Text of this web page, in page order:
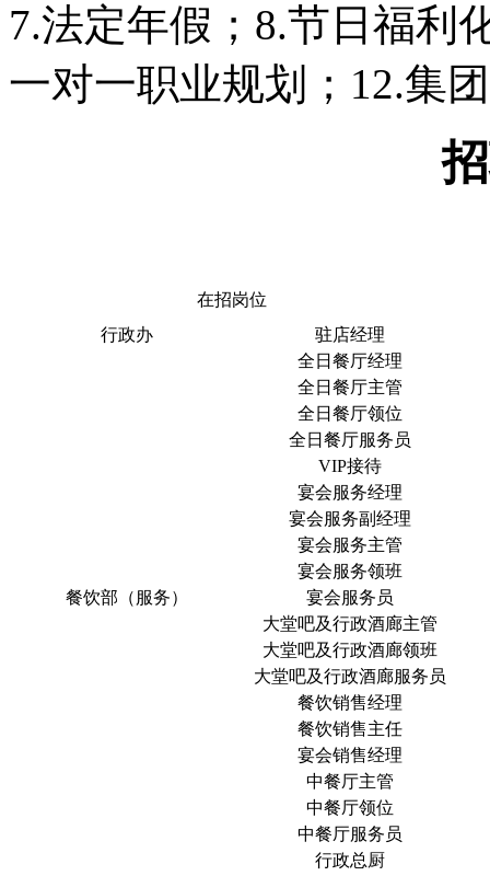
7.法定年假；8.节日福利
一对一职业规划；12.集
在招岗位
行政办
驻店经理
餐饮部（服务）
全日餐厅经理
全日餐厅主管
全日餐厅领位
全日餐厅服务员
VIP接待
宴会服务经理
宴会服务副经理
宴会服务主管
宴会服务领班
宴会服务员
大堂吧及行政酒廊主管
大堂吧及行政酒廊领班
大堂吧及行政酒廊服务员
餐饮销售经理
餐饮销售主任
宴会销售经理
中餐厅主管
中餐厅领位
中餐厅服务员
行政总厨